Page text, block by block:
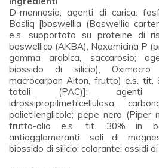
D-mannosio; agenti di carica:
Bosliq [boswellia (Boswellia
e.s. supportato su proteine di
boswellico (AKBA), Noxamicina P
gomma arabica, saccarosio;
biossido di silicio), Oximacro
macrocarpon Aiton, frutto) e.s. tit.
totali (PAC)]; agenti
idrossipropilmetilcellulosa,
polietilenglicole; pepe nero (Piper
frutto-olio e.s. tit. 30% in
antiagglomeranti: sali di
biossido di silicio; colorante: ossidi